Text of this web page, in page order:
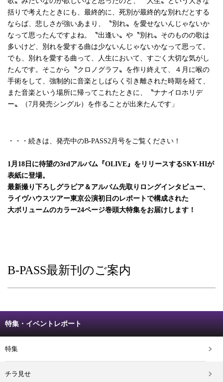
括りで考えたときにも、最終的に、死別が最終的な別れだとする
ならば、悲しさが強いあまり、〝別れ〟を愛せないんじゃないか
なって思ったんですよね。〝出逢い〟や〝別れ〟そのものの歌は
多いけど、別れを愛する曲は少ないんじゃないかなって思って。
でも、別れを愛する曲って、人生において、すごく大切な気がし
たんです。そこから〝クロノグラフ〟を作り終えて、４月に喉の
手術をして、強制的に音楽としばらく引き離された時期を経て、
また音楽という場所に帰ってこれたときに、〝ナナイロホリデ
ー〟（7月発売シングル）を作ることが出来たんです」
・・・続きは、発売中のB-PASS2月号をご覧ください！
1月18日に待望の3rdアルバム『OLIVE』をリリースするSKY-HIが
表紙に登場。
最新撮り下ろしグラビア＆アルバム先取りロングインタビュー、
ライヴハウスツアー東京公演初日のレポートで構成された
大ボリュームのカラー24ページ巻頭大特集をお届けします！
B-PASS最新刊のご案内
特集・イベントレポート
特集
チラ見せ